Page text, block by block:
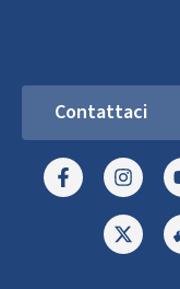
Contattaci